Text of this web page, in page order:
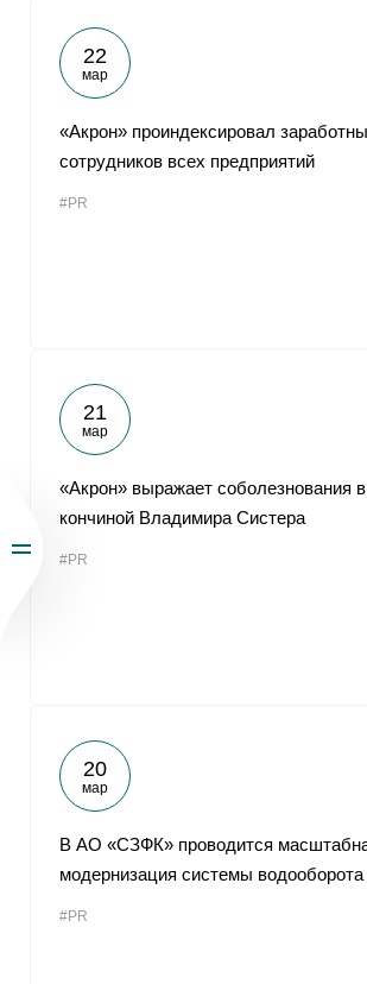
22
мар
«Акрон» проиндексировал
сотрудников всех предприятий
#PR
21
мар
«Акрон» выражает соболезнования
кончиной Владимира Систера
#PR
20
мар
В АО «СЗФК» проводится
модернизация системы водооборота
#PR